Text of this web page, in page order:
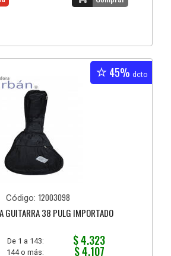
45% dcto
Código: 12003098
GUITARRA 38 PULG IMPORTADO
De 1 a 143: $ 4.323
144 o más: $ 4.107